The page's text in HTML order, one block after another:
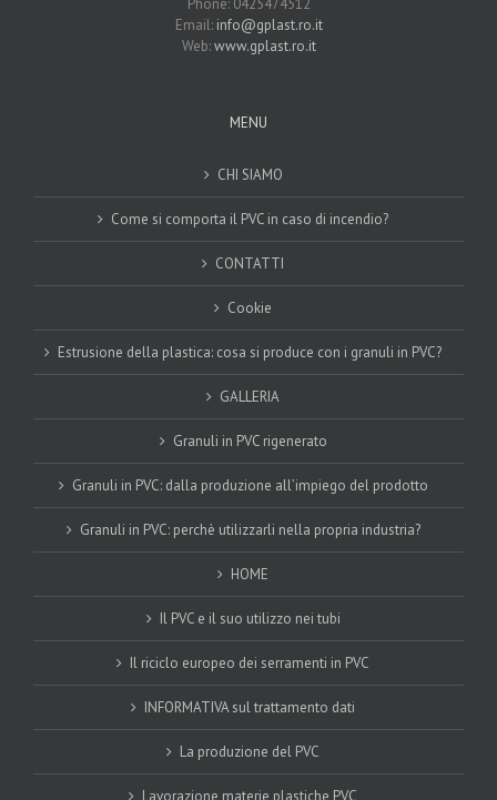
Phone: 0425474512
Email: info@gplast.ro.it
Web:www.gplast.ro.it
MENU
CHI SIAMO
Come si comporta il PVC in caso di incendio?
CONTATTI
Cookie
Estrusione della plastica: cosa si produce con i granuli in PVC?
GALLERIA
Granuli in PVC rigenerato
Granuli in PVC: dalla produzione all’impiego del prodotto
Granuli in PVC: perchè utilizzarli nella propria industria?
HOME
Il PVC e il suo utilizzo nei tubi
Il riciclo europeo dei serramenti in PVC
INFORMATIVA sul trattamento dati
La produzione del PVC
Lavorazione materie plastiche PVC